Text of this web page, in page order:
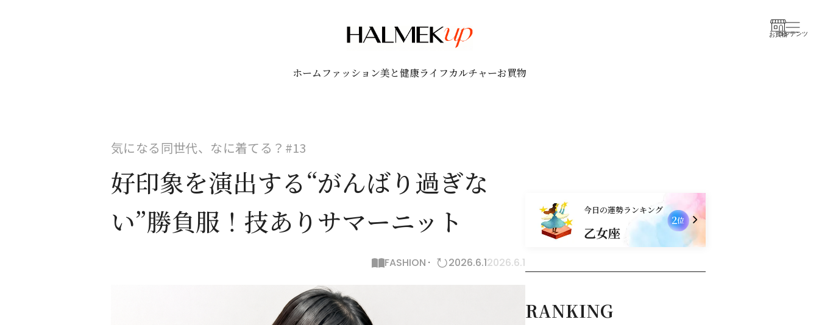
お買物コンテンツ
ホーム ファッション美と健康ライフカルチャーお買物
気になる同世代、なに着てる？#13
好印象を演出する“がんばり過ぎな
い”勝負服！技ありサマーニット
FASHION 2026.6.12026.6.1
今日の運勢ランキング
乙女座
2位
RANKING